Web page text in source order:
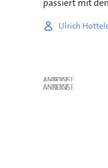
passiert mit
Ulrich
ANZEIGE
ANZEIGE